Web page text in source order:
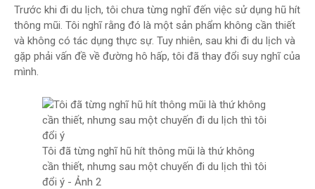
Trước khi đi du lịch, tôi chưa từng nghĩ đến việc sử dụng hũ hít
thông mũi. Tôi nghĩ rằng đó là một sản phẩm không cần thiết
và không có tác dụng thực sự. Tuy nhiên, sau khi đi du lịch và
gặp phải vấn đề về đường hô hấp, tôi đã thay đổi suy nghĩ của
mình.
Tôi đã từng nghĩ hũ hít thông mũi là thứ không
cần thiết, nhưng sau một chuyến đi du lịch thì tôi
đổi ý - Ảnh 2